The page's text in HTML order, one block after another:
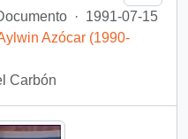
· 1991-07-15
Azócar (1990-
Carbón